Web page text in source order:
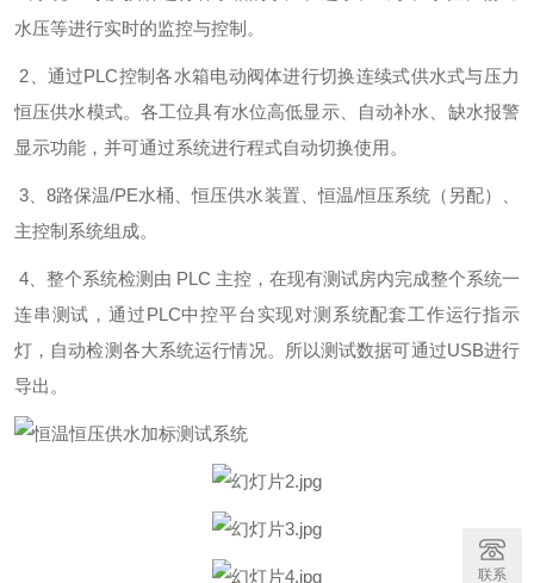
水压等进行实时的监控与控制。
2、通过PLC控制各水箱电动阀体进行切换连续式供水式与压力
恒压供水模式。各工位具有水位高低显示、自动补水、缺水报警
显示功能，并可通过系统进行程式自动切换使用。
3、8路保温/PE水桶、恒压供水装置、恒温/恒压系统（另配）、
主控制系统组成。
4、整个系统检测由 PLC 主控，在现有测试房内完成整个系统一
连串测试，通过PLC中控平台实现对测系统配套工作运行指示
灯，自动检测各大系统运行情况。所以测试数据可通过USB进行
导出。
联系